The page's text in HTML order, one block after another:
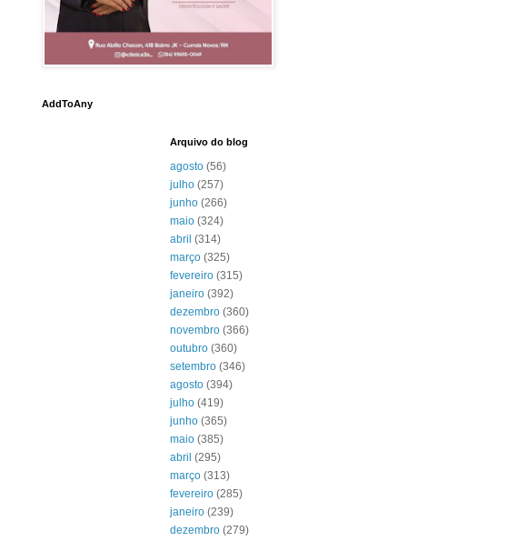
AddToAny
Arquivo do blog
agosto (56)
julho (257)
junho (266)
maio (324)
abril (314)
março (325)
fevereiro (315)
janeiro (392)
dezembro (360)
novembro (366)
outubro (360)
setembro (346)
agosto (394)
julho (419)
junho (365)
maio (385)
abril (295)
março (313)
fevereiro (285)
janeiro (239)
dezembro (279)